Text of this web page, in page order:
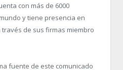
con más de 6000
y tiene presencia en
través de sus firmas miembro
fuente de este comunicado